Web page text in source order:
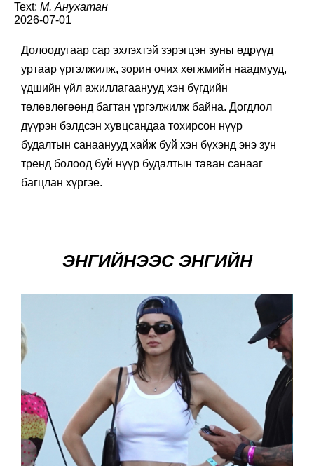
Text: М. Анухатан
2026-07-01
Долоодугаар сар эхлэхтэй зэрэгцэн зуны өдрүүд
уртаар үргэлжилж, зорин очих хөгжмийн наадмууд,
үдшийн үйл ажиллагаанууд хэн бүгдийн
төлөвлөгөөнд багтан үргэлжилж байна. Догдлол
дүүрэн бэлдсэн хувцсандаа тохирсон нүүр
будалтын санаанууд хайж буй хэн бүхэнд энэ зун
тренд болоод буй нүүр будалтын таван санааг
багцлан хүргэе.
ЭНГИЙНЭЭС ЭНГИЙН